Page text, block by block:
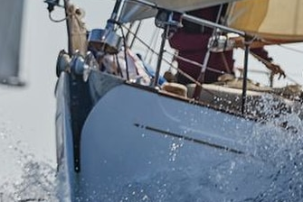
Un nouveau Maxi Edmond de
Gitana Team
8 mai 2025
0